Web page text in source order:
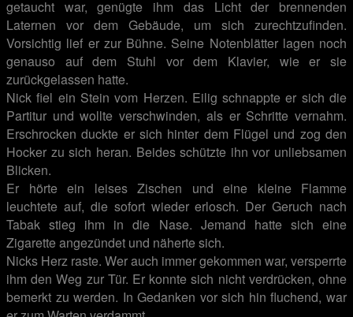
getaucht war, genügte ihm das Licht der brennenden
Laternen vor dem Gebäude, um sich zurechtzufinden.
Vorsichtig lief er zur Bühne. Seine Notenblätter lagen noch
genauso auf dem Stuhl vor dem Klavier, wie er sie
zurückgelassen hatte.
Nick fiel ein Stein vom Herzen. Eilig schnappte er sich die
Partitur und wollte verschwinden, als er Schritte vernahm.
Erschrocken duckte er sich hinter dem Flügel und zog den
Hocker zu sich heran. Beides schützte ihn vor unliebsamen
Blicken.
Er hörte ein leises Zischen und eine kleine Flamme
leuchtete auf, die sofort wieder erlosch. Der Geruch nach
Tabak stieg ihm in die Nase. Jemand hatte sich eine
Zigarette angezündet und näherte sich.
Nicks Herz raste. Wer auch immer gekommen war, versperrte
ihm den Weg zur Tür. Er konnte sich nicht verdrücken, ohne
bemerkt zu werden. In Gedanken vor sich hin fluchend, war